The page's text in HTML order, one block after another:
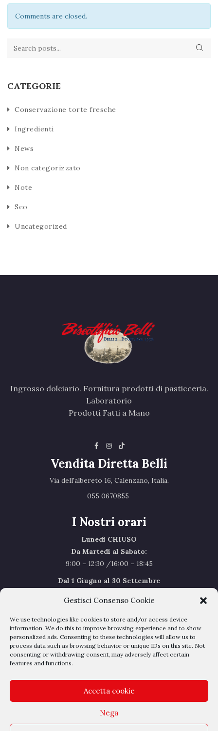
Gestisci Consenso Cookie
We use technologies like cookies to store and/or access device
information. We do this to improve browsing experience and to show
personalized ads. Consenting to these technologies will allow us to
process data such as browsing behavior or unique IDs on this site. Not
consenting or withdrawing consent, may adversely affect certain
features and functions.
Accetta cookie
Nega
Comments are closed.
CATEGORIE
Conservazione torte fresche
Ingredienti
News
Non categorizzato
Note
Seo
Uncategorized
Ingrosso dolciario. Fornitura prodotti di pasticceria.
Laboratorio
Prodotti Fatti a Mano
Vendita Diretta Belli
Via dell'albereto 16, Calenzano, Italia.‎
055 0670855 ‎
I Nostri orari
Lunedì CHIUSO
Da Martedi al Sabato:
9:00 – 12:30 /16:00 – 18:45
Dal 1 Giugno al 30 Settembre
Sabato Agosto Chiusi
I chiusi per Ferie dal 1 al 24Agosto
Privacy Policy–Cookie Policy